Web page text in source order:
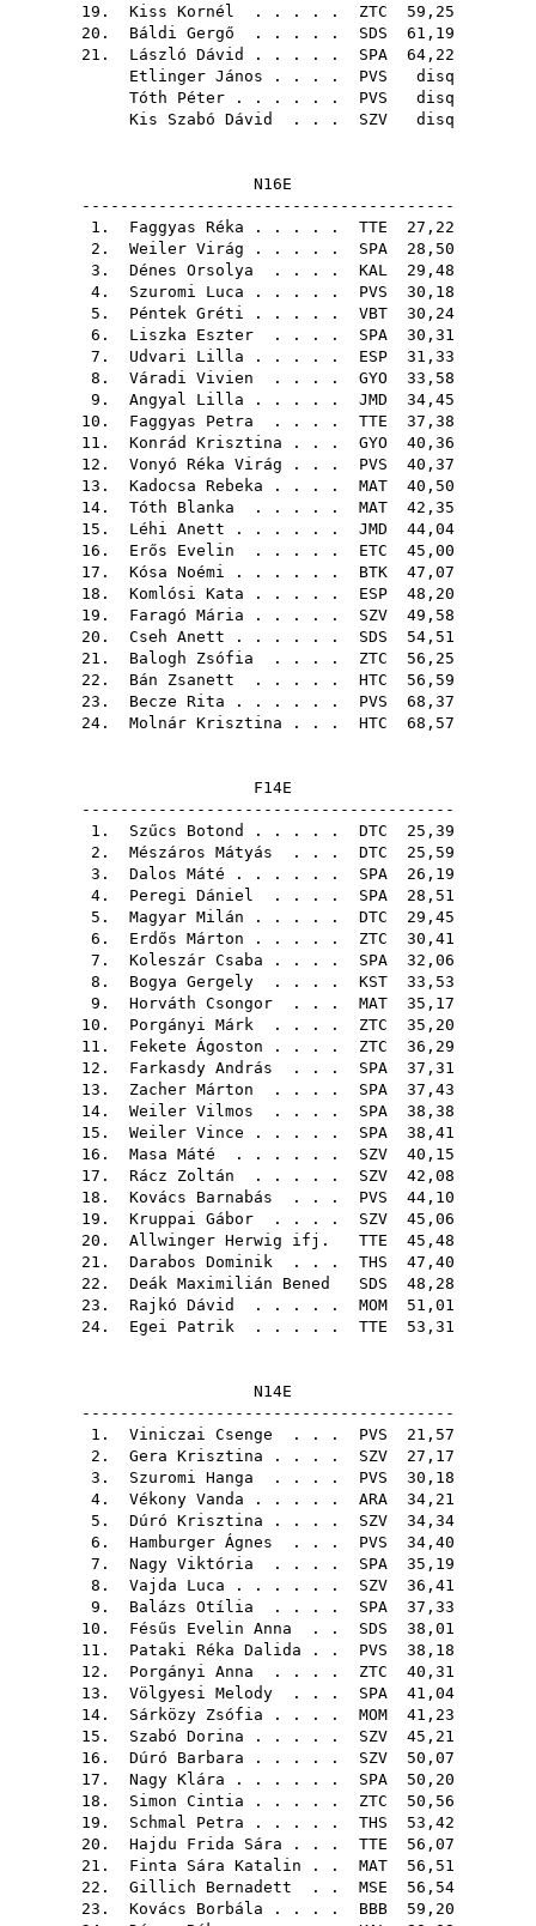
19. Kiss Kornél . . . . . ZTC 59,25
20. Báldi Gergő . . . . . SDS 61,19
21. László Dávid . . . . . SPA 64,22
Etlinger János . . . . PVS disq
Tóth Péter . . . . . . PVS disq
Kis Szabó Dávid
. . . SZV disq
N16E
---------------------------------------
1. Faggyas Réka . . . . . TTE 27,22
2. Weiler Virág . . . . . SPA 28,50
3. Dénes Orsolya . . . . KAL 29,48
4. Szuromi Luca . . . . . PVS 30,18
5. Péntek Gréti . . . . . VBT 30,24
6. Liszka Eszter . . . . SPA 30,31
7. Udvari Lilla . . . . . ESP 31,33
8. Váradi Vivien . . . . GYO 33,58
9. Angyal Lilla . . . . . JMD 34,45
10. Faggyas Petra . . . . TTE 37,38
11. Konrád Krisztina . . . GYO 40,36
12. Vonyó Réka Virág . . . PVS 40,37
13. Kadocsa Rebeka . . . . MAT 40,50
14. Tóth Blanka . . . . . MAT 42,35
15. Léhi Anett . . . . . . JMD 44,04
16. Erős Evelin . . . . . ETC 45,00
17. Kósa Noémi . . . . . . BTK 47,07
18. Komlósi Kata . . . . . ESP 48,20
19. Faragó Mária . . . . . SZV 49,58
20. Cseh Anett . . . . . . SDS 54,51
21. Balogh Zsófia . . . . ZTC 56,25
22. Bán Zsanett . . . . . HTC 56,59
23. Becze Rita . . . . . . PVS 68,37
24. Molnár Krisztina . . . HTC 68,57
F14E
---------------------------------------
1. Szűcs Botond . . . . . DTC 25,39
2. Mészáros Mátyás . . . DTC 25,59
3. Dalos Máté . . . . . . SPA 26,19
4. Peregi Dániel . . . . SPA 28,51
5. Magyar Milán . . . . . DTC 29,45
6. Erdős Márton . . . . . ZTC 30,41
7. Koleszár Csaba . . . . SPA 32,06
8. Bogya Gergely . . . . KST 33,53
9. Horváth Csongor . . . MAT 35,17
10. Porgányi Márk . . . . ZTC 35,20
11. Fekete Ágoston . . . . ZTC 36,29
12. Farkasdy András . . . SPA 37,31
13. Zacher Márton . . . . SPA 37,43
14. Weiler Vilmos . . . . SPA 38,38
15. Weiler Vince . . . . . SPA 38,41
16. Masa Máté . . . . . . SZV 40,15
17. Rácz Zoltán . . . . . SZV 42,08
18. Kovács Barnabás . . . PVS 44,10
19. Kruppai Gábor . . . . SZV 45,06
20. Allwinger Herwig ifj. TTE 45,48
21. Darabos Dominik . . . THS 47,40
22. Deák Maximilián Bened SDS 48,28
23. Rajkó Dávid . . . . . MOM 51,01
24. Egei Patrik . . . . . TTE 53,31
N14E
---------------------------------------
1. Viniczai Csenge . . . PVS 21,57
2. Gera Krisztina . . . . SZV 27,17
3. Szuromi Hanga . . . . PVS 30,18
4. Vékony Vanda . . . . . ARA 34,21
5. Dúró Krisztina . . . . SZV 34,34
6. Hamburger Ágnes . . . PVS 34,40
7. Nagy Viktória . . . . SPA 35,19
8. Vajda Luca . . . . . . SZV 36,41
9. Balázs Otília . . . . SPA 37,33
10. Fésűs Evelin Anna . . SDS 38,01
11. Pataki Réka Dalida . . PVS 38,18
12. Porgányi Anna . . . . ZTC 40,31
13. Völgyesi Melody . . . SPA 41,04
14. Sárközy Zsófia . . . . MOM 41,23
15. Szabó Dorina . . . . . SZV 45,21
16. Dúró Barbara . . . . . SZV 50,07
17. Nagy Klára . . . . . . SPA 50,20
18. Simon Cintia . . . . . ZTC 50,56
19. Schmal Petra . . . . . THS 53,42
20. Hajdu Frida Sára . . . TTE 56,07
21. Finta Sára Katalin . . MAT 56,51
22. Gillich Bernadett . . MSE 56,54
23. Kovács Borbála . . . . BBB 59,20